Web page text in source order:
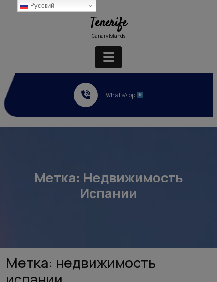
Перейти
Tenerife
Canary Islands
Кнопка
Открыть
WhatsApp
Метка: Недвижимость
Испании
Метка: недвижимость
Русский